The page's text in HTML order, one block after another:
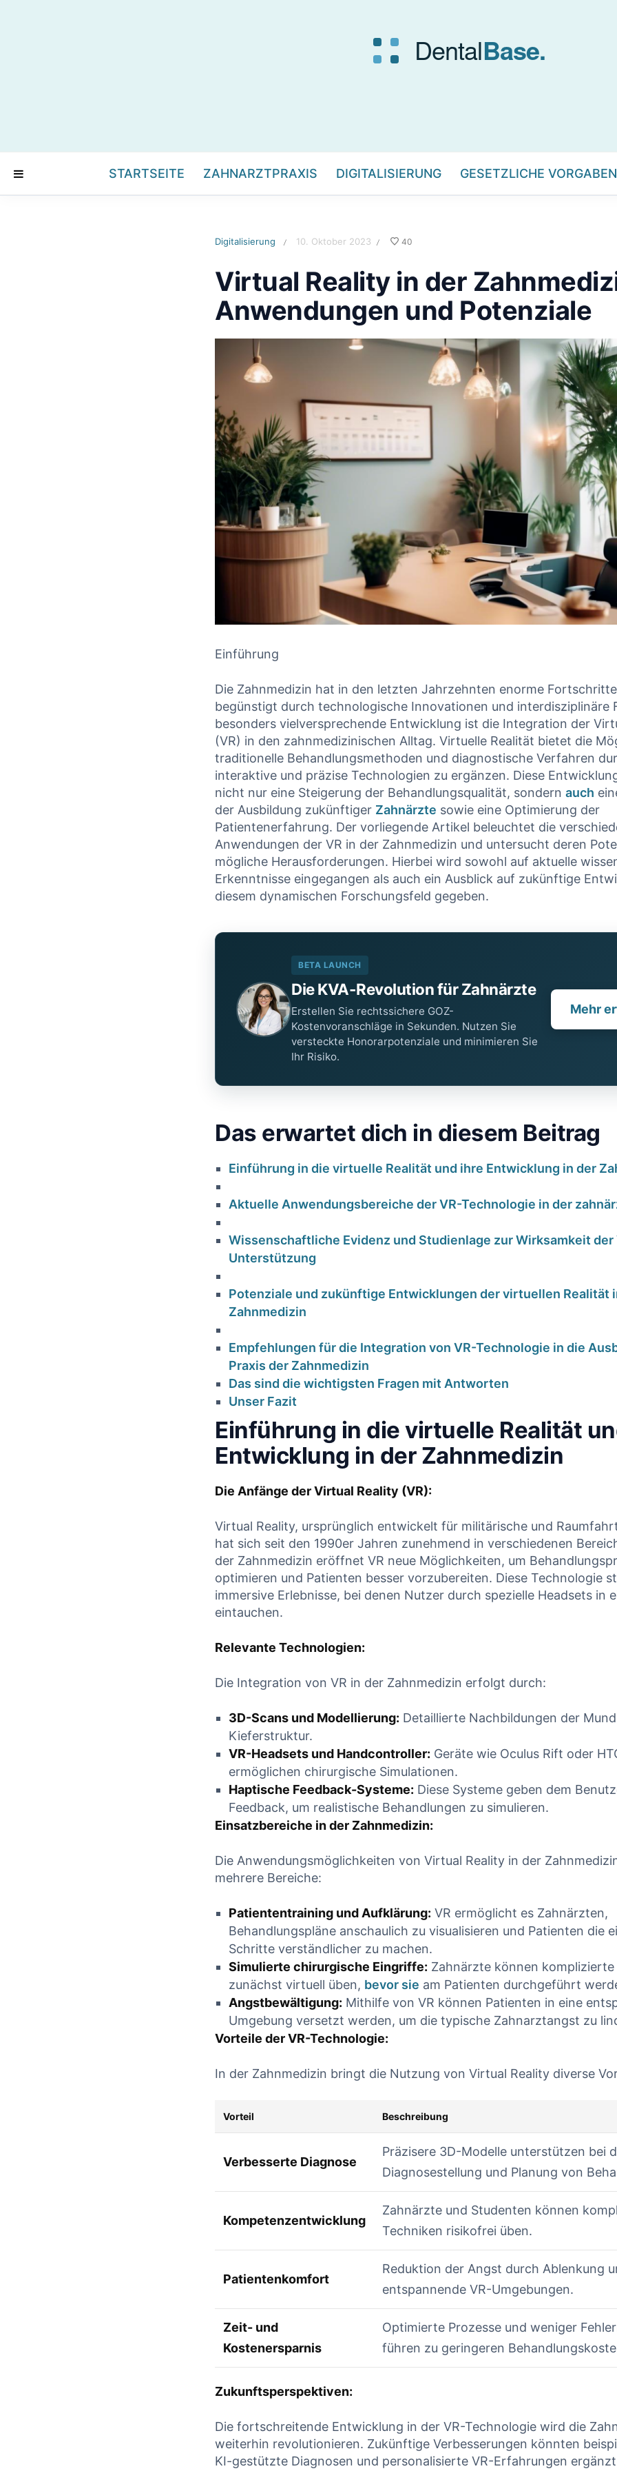
HKP korrekt
erstellt – warum
die PKV trotzdem
kürzt |
Fachanalyse für
Zahnärzte
18. Januar 2026
CONTINUE READING
Wird dieser Heil-
und Kostenplan
17. Januar 2026
CONTINUE READING
STARTSEITE ZAHNARZTPRAXIS DIGITALISIERUNG GESETZLICHE VORGABEN
Digitalisierung / 10. Oktober 2023 / 40
Virtual Reality in der
Anwendungen und Potenziale
Einführung
Die Zahnmedizin hat in den letzten Jahrzehnten enorme
begünstigt durch technologische Innovationen und interdisziplinäre
besonders vielversprechende Entwicklung ist die Integration der
(VR) in den zahnmedizinischen Alltag. Virtuelle Realität bietet die
traditionelle Behandlungsmethoden und diagnostische Verfahren
interaktive und präzise Technologien zu ergänzen. Diese
nicht nur eine Steigerung der Behandlungsqualität, sondern auch
der Ausbildung zukünftiger Zahnärzte sowie eine Optimierung der
Patientenerfahrung. Der vorliegende Artikel beleuchtet die
Anwendungen der VR in der Zahnmedizin und untersucht deren
mögliche Herausforderungen. Hierbei wird sowohl auf aktuelle
Erkenntnisse eingegangen als auch ein Ausblick auf zukünftige
diesem dynamischen Forschungsfeld gegeben.
BETA LAUNCH
Die KVA-Revolution für Zahnärzte
Erstellen Sie rechtssichere GOZ-
Kostenvoranschläge in Sekunden. Nutzen Sie
versteckte Honorarpotenziale und minimieren Sie
Ihr Risiko.
Mehr
Das erwartet dich in diesem Beitrag
Einführung in die virtuelle Realität und ihre Entwicklung in der
Aktuelle Anwendungsbereiche der VR-Technologie in der
Wissenschaftliche Evidenz und Studienlage zur Wirksamkeit der
Unterstützung
Potenziale und zukünftige Entwicklungen der virtuellen Realität
Zahnmedizin
Empfehlungen für die Integration von VR-Technologie in die
Praxis der Zahnmedizin
Das sind die wichtigsten Fragen mit Antworten
Unser Fazit
Einführung in die virtuelle Realität
Entwicklung in der Zahnmedizin
Die Anfänge der Virtual Reality (VR):
Virtual Reality, ursprünglich entwickelt für militärische und
hat sich seit den 1990er Jahren zunehmend in verschiedenen
der Zahnmedizin eröffnet VR neue Möglichkeiten, um
optimieren und Patienten besser vorzubereiten. Diese Technologie
immersive Erlebnisse, bei denen Nutzer durch spezielle Headsets in
eintauchen.
Relevante Technologien:
Die Integration von VR in der Zahnmedizin erfolgt durch:
3D-Scans und Modellierung: Detaillierte Nachbildungen der
Kieferstruktur.
VR-Headsets und Handcontroller: Geräte wie Oculus Rift oder
ermöglichen chirurgische Simulationen.
Haptische Feedback-Systeme: Diese Systeme geben dem
Feedback, um realistische Behandlungen zu simulieren.
Einsatzbereiche in der Zahnmedizin:
Die Anwendungsmöglichkeiten von Virtual Reality in der
mehrere Bereiche:
Patiententraining und Aufklärung: VR ermöglicht es Zahnärzten,
Behandlungspläne anschaulich zu visualisieren und Patienten die
Schritte verständlicher zu machen.
Simulierte chirurgische Eingriffe: Zahnärzte können
zunächst virtuell üben, bevor sie am Patienten durchgeführt
Angstbewältigung: Mithilfe von VR können Patienten in eine
Umgebung versetzt werden, um die typische Zahnarztangst zu
Vorteile der VR-Technologie:
In der Zahnmedizin bringt die Nutzung von Virtual Reality diverse
Vorteil Beschreibung
Verbesserte Diagnose
Präzisere 3D-Modelle unterstützen bei
Diagnosestellung und Planung von
Kompetenzentwicklung
Zahnärzte und Studenten können
Techniken risikofrei üben.
Patientenkomfort
Reduktion der Angst durch Ablenkung
entspannende VR-Umgebungen.
Zeit- und
Kostenersparnis
Optimierte Prozesse und weniger
führen zu geringeren
Zukunftsperspektiven:
Die fortschreitende Entwicklung in der VR-Technologie wird die
weiterhin revolutionieren. Zukünftige Verbesserungen könnten
KI-gestützte Diagnosen und personalisierte VR-Erfahrungen